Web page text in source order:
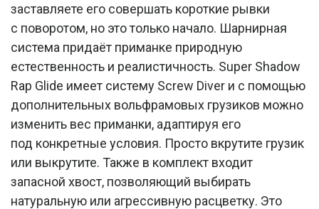
заставляете его совершать короткие рывки
с поворотом, но это только начало. Шарнирная
система придаёт приманке природную
естественность и реалистичность. Super Shadow
Rap Glide имеет систему Screw Diver и с помощью
дополнительных вольфрамовых грузиков можно
изменить вес приманки, адаптируя его
под конкретные условия. Просто вкрутите грузик
или выкрутите. Также в комплект входит
запасной хвост, позволяющий выбирать
натуральную или агрессивную расцветку. Это